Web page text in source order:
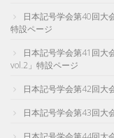
日本記号学会第40回大
特設ページ
日本記号学会第41回大
vol.2」特設ページ
日本記号学会第42回大
日本記号学会第43回大